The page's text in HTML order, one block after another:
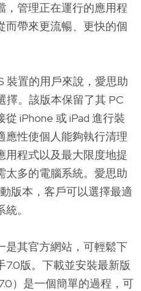
，管理正在運行的應用程
而帶來更流暢、更快的個
裝置的用戶來說，愛思助
擇。該版本保留了其 PC
iPhone 或 iPad 進行裝
應性使個人能夠執行清理
用程式以及最大限度地提
太多的電腦系統。愛思助
版本，客戶可以選擇最適
。
是其官方網站，可輕鬆下
版。下載並安裝最新版
）是一個簡單的過程，可